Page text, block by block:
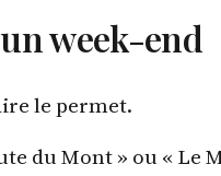
week-end
le permet.
du Mont » ou « Le